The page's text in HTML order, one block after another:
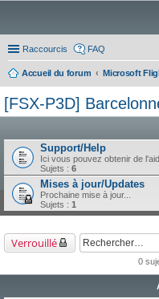
Raccourcis FAQ
Accueil du forum
[FSX-P3D]
Support/Help
Ici vous pouvez obtenir de
Sujets : 6
Mises à jour/Updates
Prochaine mise à jour...
Sujets : 1
Verrouillé
0